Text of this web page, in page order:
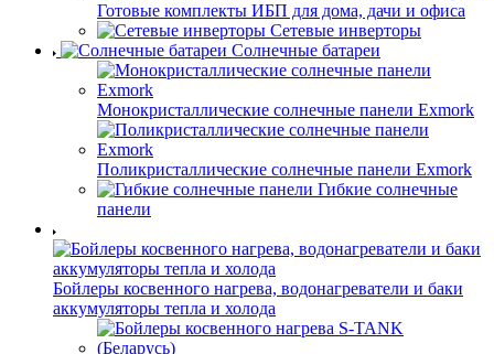
Готовые комплекты ИБП для дома, дачи и офиса
Сетевые инверторы
Солнечные батареи
Монокристаллические солнечные панели Exmork
Поликристаллические солнечные панели Exmork
Гибкие солнечные
панели
Бойлеры косвенного нагрева, водонагреватели и баки
аккумуляторы тепла и холода